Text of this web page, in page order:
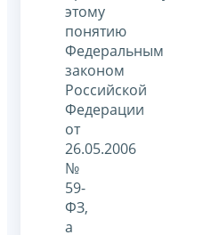
этому
понятию
Федеральным
законом
Российской
Федерации
от
26.05.2006
№
59-
ФЗ,
а